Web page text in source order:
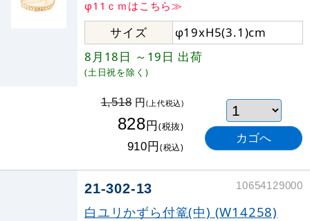
φ11ｃｍはこちら≫
サイズ
φ19xH5(3.1)cm
8月18日 ～19日 出荷
(土日祝を除く)
1,518円(上代税込)
828円(税抜)
910円(税込)
21-302-13 10654129000
白ユリかずら付篭(中) (W14258)